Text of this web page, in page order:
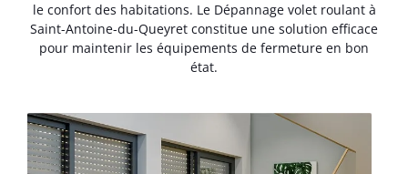
le confort des habitations. Le Dépannage volet roulant à
Saint-Antoine-du-Queyret constitue une solution efficace
pour maintenir les équipements de fermeture en bon
état.